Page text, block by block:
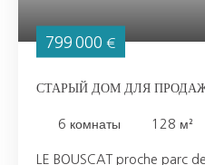
799 000€
СТАРЫЙ ДОМ ДЛЯ
6 комнаты 128 м²
LE BOUSCAT proche parc